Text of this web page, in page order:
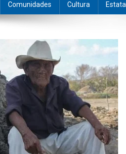
Comunidades Cultura Estatal